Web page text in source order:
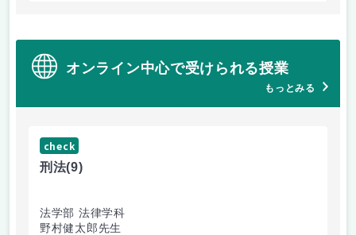
オンライン中心で受けられる授業
もっとみる
check
刑法(9)
法学部 法律学科
野村健太郎先生